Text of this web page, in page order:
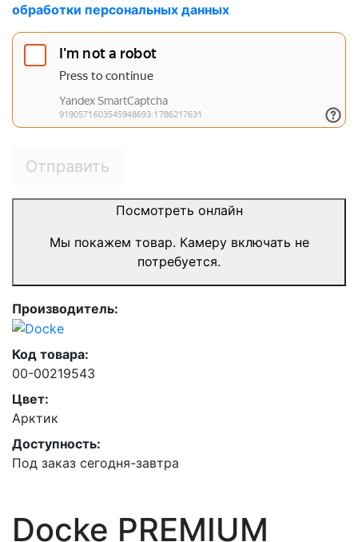
обработки персональных данных
Отправить
Посмотреть онлайн
Мы покажем товар. Камеру включать не
потребуется.
Производитель:
Код товара:
00-00219543
Цвет:
Арктик
Доступность:
Под заказ сегодня-завтра
Docke PREMIUM